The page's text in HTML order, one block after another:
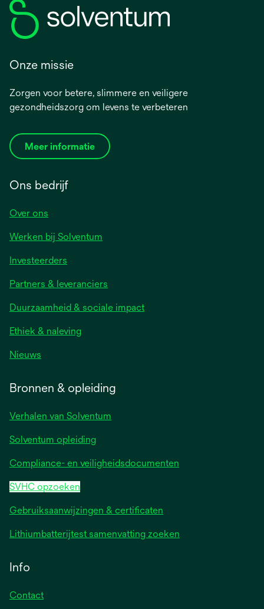
Onze missie
Zorgen voor betere, slimmere en veiligere
gezondheidszorg om levens te verbeteren
Meer informatie
Ons bedrijf
Over ons
Werken bij Solventum
Investeerders
Partners & leveranciers
Duurzaamheid & sociale impact
Ethiek & naleving
Nieuws
Bronnen & opleiding
Verhalen van Solventum
Solventum opleiding
Compliance- en veiligheidsdocumenten
SVHC opzoeken
Gebruiksaanwijzingen & certificaten
Lithiumbatterijtest samenvatting zoeken
Info
Contact